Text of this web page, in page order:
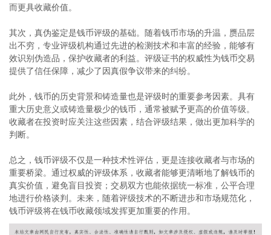
而更具收藏价值。
其次，真伪鉴定是钱币评级的基础。随着钱币市场的升温，赝品层
出不穷，专业评级机构通过先进的检测技术和丰富的经验，能够有
效识别伪造品，保护收藏者的利益。评级证书的权威性为钱币交易
提供了信任保障，减少了因真假争议带来的纠纷。
此外，钱币的历史背景和铸造量也是评级时的重要参考因素。具有
重大历史意义或铸造量极少的钱币，通常被赋予更高的价值等级。
收藏者在投资时应关注这些因素，结合评级结果，做出更加科学的
判断。
总之，钱币评级不仅是一种技术性评估，更是连接收藏者与市场的
重要桥梁。通过权威的评级体系，收藏者能够更清晰地了解钱币的
真实价值，避免盲目投资；交易双方也能依据统一标准，公平合理
地进行价格谈判。未来，随着评级技术的不断进步和市场规范化，
钱币评级将在钱币收藏领域发挥更加重要的作用。